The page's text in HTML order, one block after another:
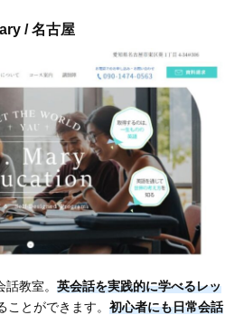
/ 名古屋
教室。 英会話を実践的に学べるレッ
とができます。 初心者にも日常会話